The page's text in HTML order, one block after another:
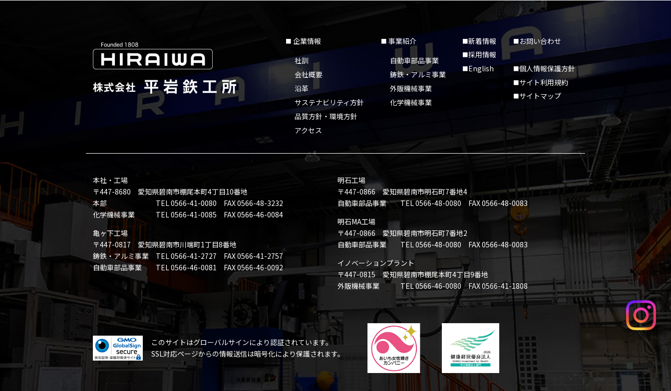
企業情報
社訓
会社概要
沿革
サステナビリティ方針
品質方針・環境方針
アクセス
事業紹介
自動車部品事業
鋳鉄・アルミ事業
外販機械事業
化学機械事業
新着情報
採用情報
English
お問い合わせ
個人情報保護方針
サイト利用規約
サイトマップ
本社・工場
〒447-8680 愛知県碧南市棚尾本町4丁目10番地
本部 TEL 0566-41-0080 FAX 0566-48-3232
化学機械事業 TEL 0566-41-0085 FAX 0566-46-0084
亀ヶ下工場
〒447-0817 愛知県碧南市川端町1丁目8番地
鋳鉄・アルミ事業 TEL 0566-41-2727 FAX 0566-41-2757
自動車部品事業 TEL 0566-46-0081 FAX 0566-46-0092
明石工場
〒447-0866 愛知県碧南市明石町7番地4
自動車部品事業 TEL 0566-48-0080 FAX 0566-48-0083
明石MA工場
〒447-0866 愛知県碧南市明石町7番地2
自動車部品事業 TEL 0566-48-0080 FAX 0566-48-0083
イノベーションプラント
〒447-0815 愛知県碧南市棚尾本町4丁目9番地
外販機械事業 TEL 0566-46-0080 FAX 0566-41-1808
このサイトはグローバルサインにより認証されています。
SSL対応ページからの情報送信は暗号化により保護されます。